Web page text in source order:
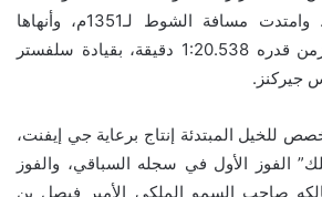
برعاية NHC (عشبي). وامتدت مسافة الشوط لـ1351م، وأنهاها
الجواد الفائز أولاً في زمن قدره 1:20.538 دقيقة، بقيادة سلفستر
جيركنز.
للخيل المبتدئة إنتاج برعاية جي إيفنت،
الفوز الأول في سجله السباقي، والفوز
صاحب السمو الملكي الأمير فيصل بن